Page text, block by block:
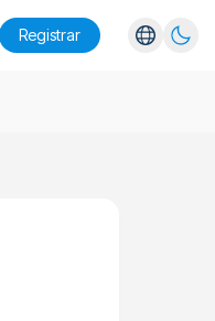
Registrar